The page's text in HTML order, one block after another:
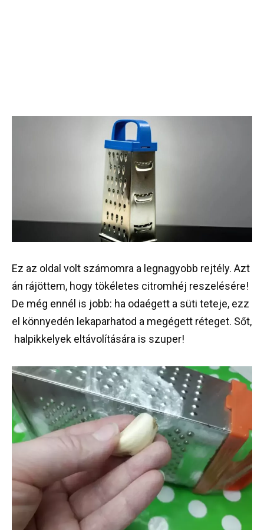
Ez az oldal volt számomra a legnagyobb rejtély. Azt
án rájöttem, hogytökéletes citromhéj reszelésére!
De még ennél is jobb: ha odaégett a süti teteje, ezz
el könnyedén lekaparhatod a megégett réteget. Sőt,
halpikkelyek eltávolítására is szuper!